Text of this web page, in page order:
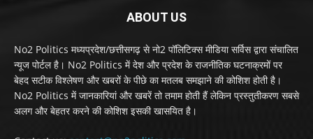
ABOUT US
No2 Politics मध्यप्रदेश/छत्तीसगढ़ से नो2 पॉलिटिक्स मीडिया सर्विस द्वारा संचालित
न्यूज पोर्टल है। No2 Politics में देश और प्रदेश के राजनीतिक घटनाक्रमों पर
बेहद सटीक विश्लेषण और खबरों के पीछे का मतलब समझाने की कोशिश होती है।
No2 Politics में जानकारियां और खबरें तो तमाम होती हैं लेकिन प्रस्तुतीकरण सबसे
अलग और बेहतर करने की कोशिश इसकी खासयित है।